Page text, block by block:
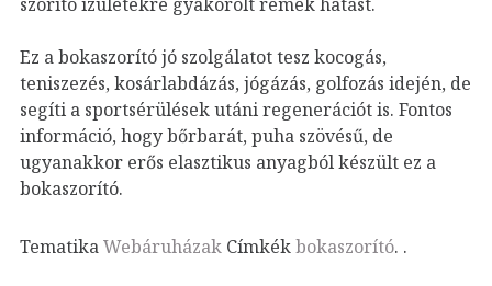
Ez a bokaszorító jó szolgálatot tesz kocogás,
teniszezés, kosárlabdázás, jógázás, golfozás idején, de
segíti a sportsérülések utáni regenerációt is. Fontos
információ, hogy bőrbarát, puha szövésű, de
ugyanakkor erős elasztikus anyagból készült ez a
bokaszorító.
TematikaWebáruházak Címkékbokaszorító. .